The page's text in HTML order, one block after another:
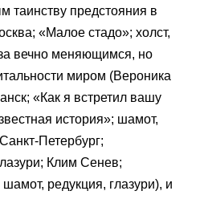
таинству предстояния в
«Малое стадо»; холст,
вечно меняющимся, но
миром (Вероника
«Как я встретил вашу
история»; шамот,
Петербург;
Клим Сенев;
редукция, глазури), и